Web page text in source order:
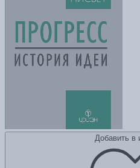
Добавить в